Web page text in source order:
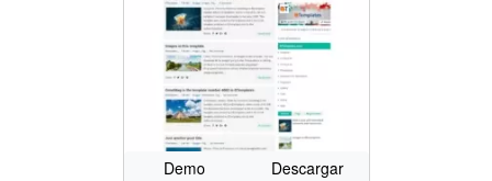
Demo Descargar